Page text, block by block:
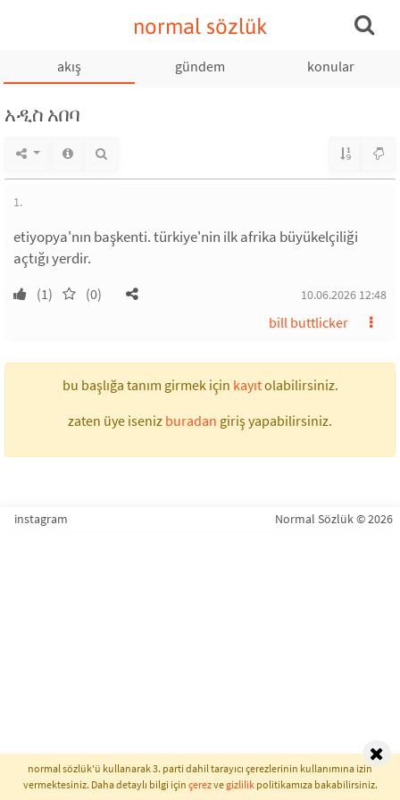
normal sözlük
akış gündem konular
አዲስ አበባ
1.
etiyopya'nın başkenti. türkiye'nin ilk afrika büyükelçiliği
açtığı yerdir.
(1) (0) 10.06.2026 12:48
bill buttlicker
bu başlığa tanım girmek için kayıtolabilirsiniz.
zaten üye iseniz buradan giriş yapabilirsiniz.
instagram Normal Sözlük © 2026
normal sözlük'ü kullanarak 3. parti dahil tarayıcı çerezlerinin kullanımına izin
vermektesiniz. Daha detaylı bilgi için çerezvegizlilikpolitikamıza bakabilirsiniz.